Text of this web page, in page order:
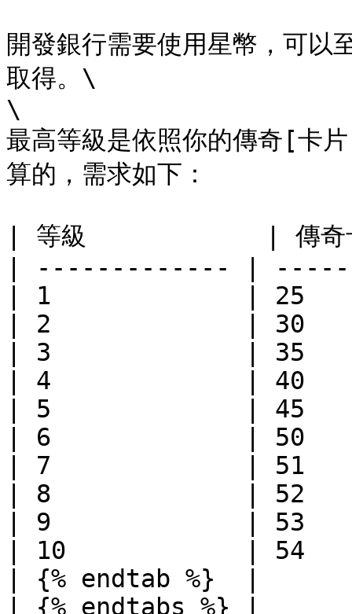
開發銀行需要使用星幣，可
取得。\
\
最高等級是依照你的傳奇[
算的，需求如下：
| 等級            | 傳奇
| ------------- |
| 1             | 25
| 2             | 30
| 3             | 35
| 4             | 40
| 5             | 45
| 6             | 50
| 7             | 51
| 8             | 52
| 9             | 53
| 10            | 54
| {% endtab %}  |